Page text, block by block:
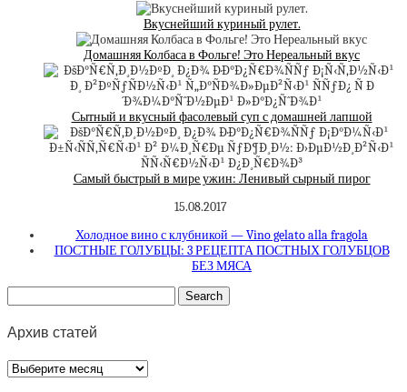
Вкуснейший куриный рулет.
Домашняя Колбаса в Фольге! Это Нереальный вкус
Сытный и вкусный фасолевый суп с домашней лапшой
Самый быстрый в мире ужин: Ленивый сырный пирог
15.08.2017
Холодное вино с клубникой — Vino gelato alla fragola
ПОСТНЫЕ ГОЛУБЦЫ: 3 РЕЦЕПТА ПОСТНЫХ ГОЛУБЦОВ
БЕЗ МЯСА
Архив статей
Архив
статей